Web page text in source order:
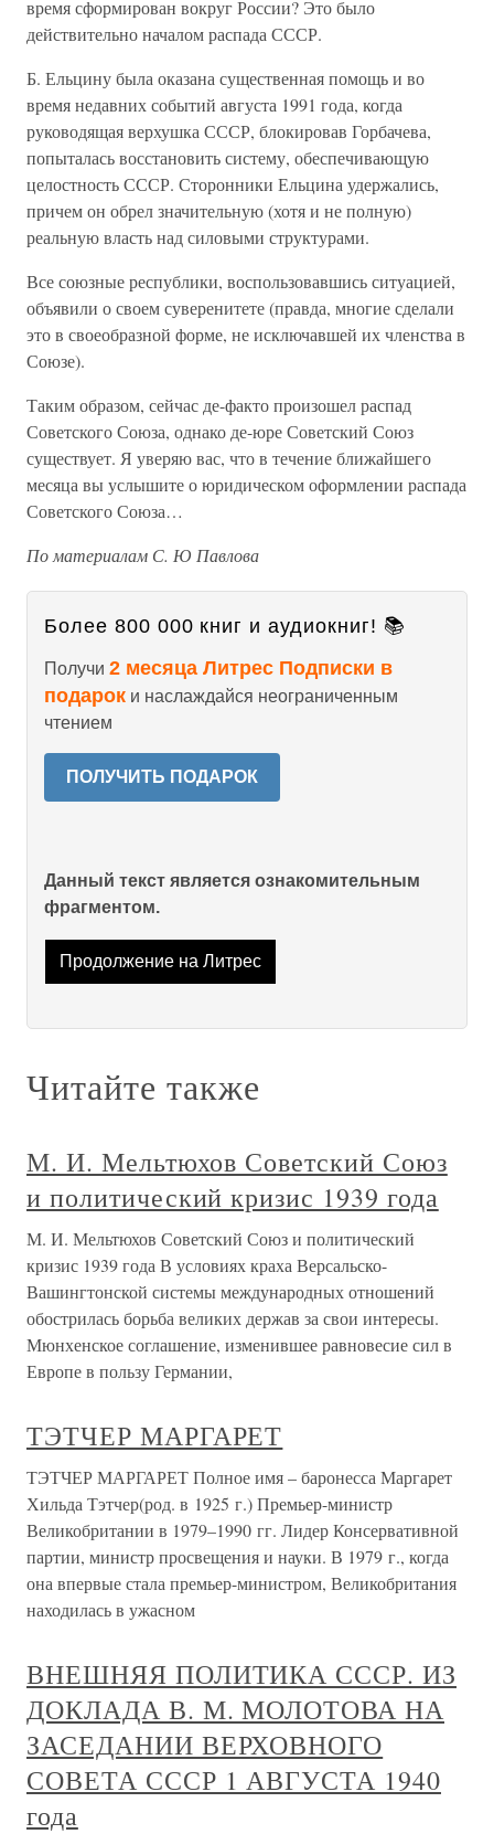
время сформирован вокруг России? Это было
действительно началом распада СССР.
Б. Ельцину была оказана существенная помощь и во
время недавних событий августа 1991 года, когда
руководящая верхушка СССР, блокировав Горбачева,
попыталась восстановить систему, обеспечивающую
целостность СССР. Сторонники Ельцина удержались,
причем он обрел значительную (хотя и не полную)
реальную власть над силовыми структурами.
Все союзные республики, воспользовавшись ситуацией,
объявили о своем суверенитете (правда, многие сделали
это в своеобразной форме, не исключавшей их членства в
Союзе).
Таким образом, сейчас де-факто произошел распад
Советского Союза, однако де-юре Советский Союз
существует. Я уверяю вас, что в течение ближайшего
месяца вы услышите о юридическом оформлении распада
Советского Союза…
По материалам С. Ю Павлова
Более 800 000 книг и аудиокниг! 📚
Получи 2 месяца Литрес Подписки в
подарок и наслаждайся неограниченным
чтением
ПОЛУЧИТЬ ПОДАРОК
Данный текст является ознакомительным
фрагментом.
Продолжение на Литрес
Читайте также
М. И. Мельтюхов Советский Союз
и политический кризис 1939 года
М. И. Мельтюхов Советский Союз и политический
кризис 1939 года В условиях краха Версальско-
Вашингтонской системы международных отношений
обострилась борьба великих держав за свои интересы.
Мюнхенское соглашение, изменившее равновесие сил в
Европе в пользу Германии,
ТЭТЧЕР МАРГАРЕТ
ТЭТЧЕР МАРГАРЕТ Полное имя – баронесса Маргарет
Хильда Тэтчер(род. в 1925 г.) Премьер-министр
Великобритании в 1979–1990 гг. Лидер Консервативной
партии, министр просвещения и науки. В 1979 г., когда
она впервые стала премьер-министром, Великобритания
находилась в ужасном
ВНЕШНЯЯ ПОЛИТИКА СССР. ИЗ
ДОКЛАДА В. М. МОЛОТОВА НА
ЗАСЕДАНИИ ВЕРХОВНОГО
СОВЕТА СССР 1 АВГУСТА 1940
года